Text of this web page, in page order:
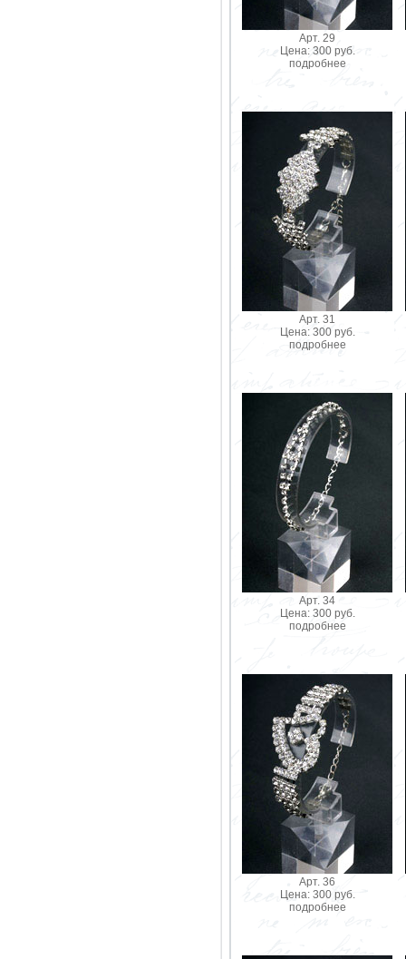
Арт. 29
Цена: 300 руб.
подробнее
Арт. 31
Цена: 300 руб.
подробнее
Арт. 34
Цена: 300 руб.
подробнее
Арт. 36
Цена: 300 руб.
подробнее